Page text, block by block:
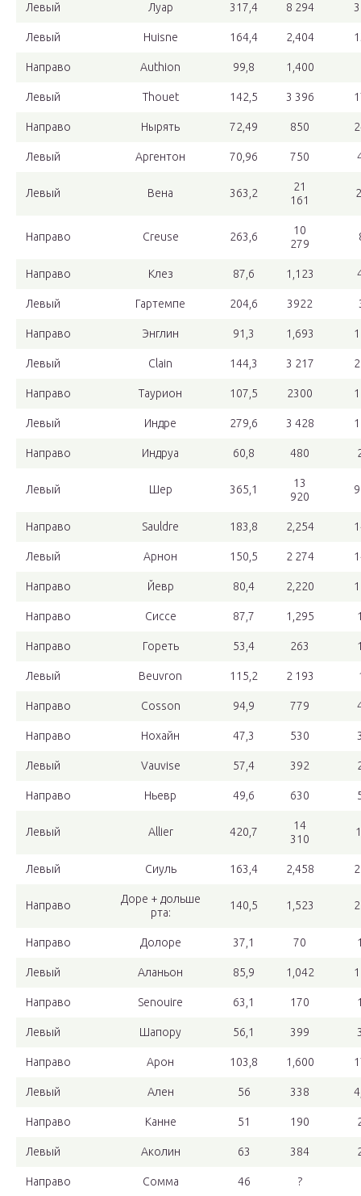
Левый Луар 317,4 8 294
Левый Huisne 164,4 2,404
Направо Authion 99,8 1,400
Левый Thouet 142,5 3 396
Направо Нырять 72,49 850
Левый Аргентон 70,96 750
Левый Вена 363,2
21
161
Направо Creuse 263,6
10
279
Направо Клез 87,6 1,123
Левый Гартемпе 204,6 3922
Направо Энглин 91,3 1,693
Левый Clain 144,3 3 217
Направо Таурион 107,5 2300
Левый Индре 279,6 3 428
Направо Индруа 60,8 480
Левый Шер 365,1
13
920
Направо Sauldre 183,8 2,254
Левый Арнон 150,5 2 274
Направо Йевр 80,4 2,220
Направо Сиссе 87,7 1,295
Направо Гореть 53,4 263
Левый Beuvron 115,2 2 193
Направо Cosson 94,9 779
Направо Нохайн 47,3 530
Левый Vauvise 57,4 392
Направо Ньевр 49,6 630
Левый Allier 420,7
14
310
Левый Сиуль 163,4 2,458
Направо
Доре + дольше
рта:
140,5 1,523
Направо Долоре 37,1 70
Левый Аланьон 85,9 1,042
Направо Senouire 63,1 170
Левый Шапору 56,1 399
Направо Арон 103,8 1,600
Левый Ален 56 338
Направо Канне 51 190
Левый Аколин 63 384
Направо Сомма 46 ?